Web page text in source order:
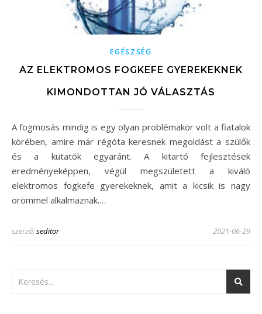
EGÉSZSÉG
AZ ELEKTROMOS FOGKEFE GYEREKEKNEK
KIMONDOTTAN JÓ VÁLASZTÁS
A fogmosás mindig is egy olyan problémakör volt a fiatalok
körében, amire már régóta keresnek megoldást a szülők
és a kutatók egyaránt. A kitartó fejlesztések
eredményeképpen, végül megszületett a kiváló
elektromos fogkefe gyerekeknek, amit a kicsik is nagy
örömmel alkalmaznak.…
szerző:seditor 2021-06-29